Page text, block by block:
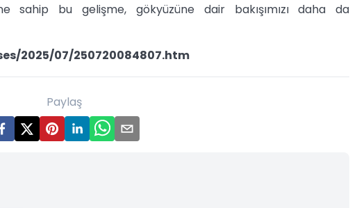
sahip bu gelişme, gökyüzüne dair bakışımızı daha da
2025/07/250720084807.htm
Paylaş